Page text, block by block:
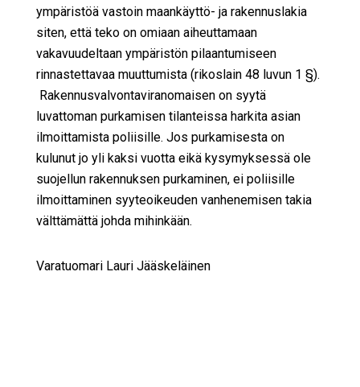
ympäristöä vastoin maankäyttö- ja rakennuslakia
siten, että teko on omiaan aiheuttamaan
vakavuudeltaan ympäristön pilaantumiseen
rinnastettavaa muuttumista (rikoslain 48 luvun 1 §).
Rakennusvalvontaviranomaisen on syytä
luvattoman purkamisen tilanteissa harkita asian
ilmoittamista poliisille. Jos purkamisesta on
kulunut jo yli kaksi vuotta eikä kysymyksessä ole
suojellun rakennuksen purkaminen, ei poliisille
ilmoittaminen syyteoikeuden vanhenemisen takia
välttämättä johda mihinkään.
Varatuomari Lauri Jääskeläinen